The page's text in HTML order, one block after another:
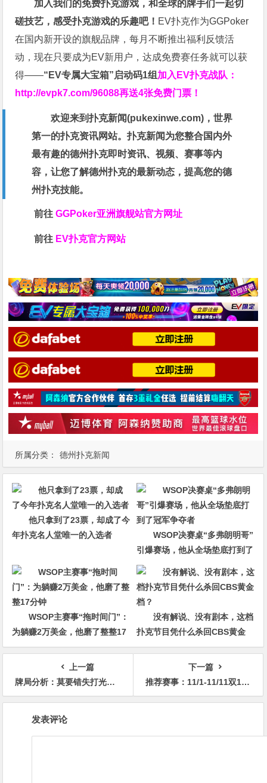
所属分类： 德州扑克新闻
加入我们的免费扑克游戏，和全球的牌手们一起切
磋技艺，感受扑克游戏的乐趣吧！ EV扑克作为GGPoker
在国内新开设的旗舰品牌，每月不断推出福利反馈活
动，现在只要成为EV新用户，达成免费赛任务就可以获
得——“EV专属大宝箱”启动码1组 加入EV扑克战队：
http://evpk7.com/96088再送4张免费门票！
欢迎来到扑克新闻(pukexinwe.com)，世界
第一的扑克资讯网站。扑克新闻为您整合国内外
最有趣的德州扑克即时资讯、视频、赛事等内
容，让您了解德州扑克的最新动态，提高您的德
州扑克技能。
前往GGPoker亚洲旗舰站官方网址
前往 EV扑克官方网站
他只拿到了23票，却成了今
年扑克名人堂唯一的入选者
WSOP决赛桌“多弗朗明哥”
引爆赛场，他从全场垫底打到了
冠军争夺者
WSOP主赛事“拖时间门”：
为躺赚2万美金，他磨了整整17
分钟
没有解说、没有剧本，这档
扑克节目凭什么杀回CBS黄金
档？
上一篇
牌局分析：莫要错失打光鱼的机会
下一篇
推荐赛事：11/1-11/11双11百万幸运赛每小时一场幸运模式
发表评论